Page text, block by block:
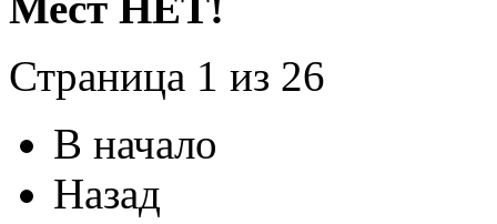
Назад
1
2
3